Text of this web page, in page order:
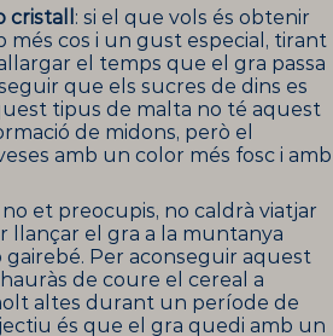
cristall : si el que vols és obtenir
més cos i un gust especial, tirant
el temps que el gra passa
que els sucres de dins es
tipus de malta no té aquest
de midons, però el
amb un color més fosc i amb
no et preocupis, no caldrà viatjar
llançar el gra a la muntanya
gairebé. Per aconseguir aquest
de coure el cereal a
altes durant un període de
és que el gra quedi amb un